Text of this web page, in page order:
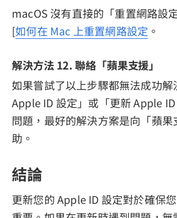
macOS 沒有直接的「重置網路設
[如何在 Mac 上重置網路設定 。
解決方法 12. 聯絡「蘋果支援」
如果嘗試了以上步驟都無法成功解
Apple ID 設定」或「更新 Apple
問題，最好的解決方案是向「蘋果
助。
結論
更新您的 Apple ID 設定對於確保